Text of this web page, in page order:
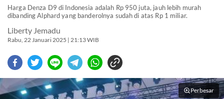
Harga Denza D9 di Indonesia adalah Rp 950 juta, jauh lebih murah
dibanding Alphard yang banderolnya sudah di atas Rp 1 miliar.
Liberty Jemadu
Rabu, 22 Januari 2025 | 21:13 WIB
Perbesar